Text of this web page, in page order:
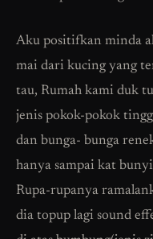
Aku positifkan minda
mai dari kucing yang
tau, Rumah kami duk
jenis pokok-pokok
dan bunga- bunga
hanya sampai kat
Rupa-rupanya
dia topup lagi sound